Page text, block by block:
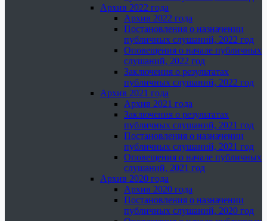
Архив 2022 года
Архив 2022 года
Постановления о назначении
публичных слушаний, 2022 год
Оповещения о начале публичных
слушаний, 2022 год
Заключения о результатах
публичных слушаний, 2022 год
Архив 2021 года
Архив 2021 года
Заключения о результатах
публичных слушаний, 2021 год
Постановления о назначении
публичных слушаний, 2021 год
Оповещения о начале публичных
слушаний, 2021 год
Архив 2020 года
Архив 2020 года
Постановления о назначении
публичных слушаний, 2020 год